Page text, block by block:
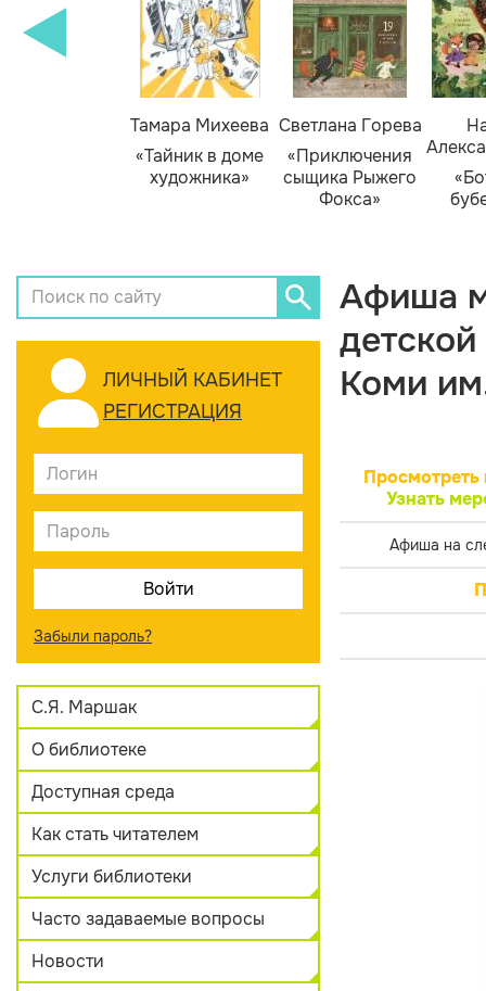
Тамара Михеева
«Тайник в доме
художника»
Светлана Горева
«Приключения
сыщика Рыжего
Фокса»
ЛИЧНЫЙ КАБИНЕТ
РЕГИСТРАЦИЯ
Забыли пароль?
С.Я. Маршак
О библиотеке
Доступная среда
Как стать читателем
Услуги библиотеки
Часто задаваемые вопросы
Новости
Афиша
Коми
Просмотреть
Узнать
Афиша на